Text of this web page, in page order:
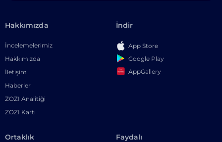
Hakkımızda
İncelemelerimiz
Hakkımızda
İletişim
Haberler
ZOZI Analitiği
ZOZI Kartı
İndir
App Store
Google Play
AppGallery
Ortaklık Faydalı